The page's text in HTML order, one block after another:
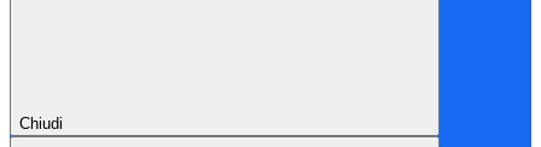
Chiudi